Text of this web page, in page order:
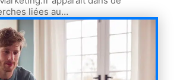
liées au…